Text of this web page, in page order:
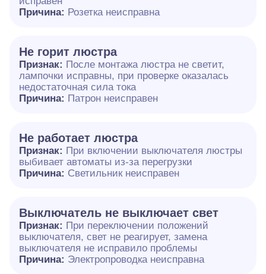
Причина: Розетка неисправна
Не горит люстра
Признак: После монтажа люстра не светит,
лампочки исправны, при проверке оказалась
недостаточная сила тока
Причина: Патрон неисправен
Не работает люстра
Признак: При включении выключателя люстры
выбивает автоматы из-за перегрузки
Причина: Светильник неисправен
Выключатель не выключает свет
Признак: При переключении положений
выключателя, свет не реагирует, замена
выключателя не исправило проблемы
Причина: Электропроводка неисправна